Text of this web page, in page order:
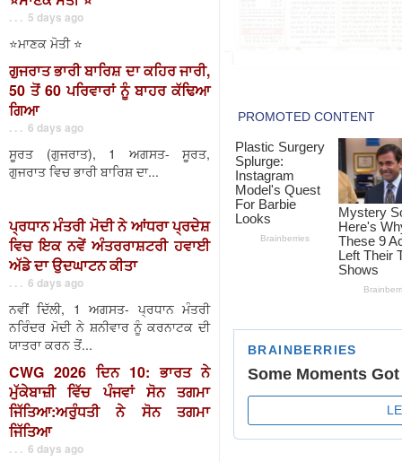
. . . 5 days ago
⭐️ਮਾਣਕ ਮੋਤੀ ⭐️
ਗੁਜਰਾਤ ਭਾਰੀ ਬਾਰਿਸ਼ ਦਾ ਕਹਿਰ ਜਾਰੀ,
50 ਤੋਂ 60 ਪਰਿਵਾਰਾਂ ਨੂੰ ਬਾਹਰ ਕੱਢਿਆ
ਗਿਆ
. . . 6 days ago
ਸੂਰਤ (ਗੁਜਰਾਤ), 1 ਅਗਸਤ- ਸੂਰਤ,
ਗੁਜਰਾਤ ਵਿਚ ਭਾਰੀ ਬਾਰਿਸ਼ ਦਾ...
ਪ੍ਰਧਾਨ ਮੰਤਰੀ ਮੋਦੀ ਨੇ ਆਂਧਰਾ ਪ੍ਰਦੇਸ਼
ਵਿਚ ਇਕ ਨਵੇਂ ਅੰਤਰਰਾਸ਼ਟਰੀ ਹਵਾਈ
ਅੱਡੇ ਦਾ ਉਦਘਾਟਨ ਕੀਤਾ
. . . 6 days ago
ਨਵੀਂ ਦਿੱਲੀ, 1 ਅਗਸਤ- ਪ੍ਰਧਾਨ ਮੰਤਰੀ
ਨਰਿੰਦਰ ਮੋਦੀ ਨੇ ਸ਼ਨੀਵਾਰ ਨੂੰ ਕਰਨਾਟਕ ਦੀ
ਯਾਤਰਾ ਕਰਨ ਤੋਂ...
CWG 2026 ਦਿਨ 10: ਭਾਰਤ ਨੇ
ਮੁੱਕੇਬਾਜ਼ੀ ਵਿੱਚ ਪੰਜਵਾਂ ਸੋਨ ਤਗਮਾ
ਜਿੱਤਿਆ:ਅਰੁੰਧਤੀ ਨੇ ਸੋਨ ਤਗਮਾ
ਜਿੱਤਿਆ
. . . 6 days ago